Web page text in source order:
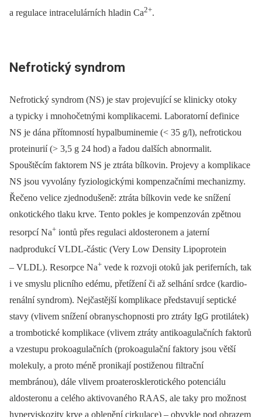
a regulace intracelulárních hladin Ca2+.
Nefrotický syndrom
Nefrotický syndrom (NS) je stav projevující se klinicky otoky
a typicky i mnohočetnými komplikacemi. Laboratorní definice
NS je dána přítomností hypalbuminemie (< 35 g/l), nefrotickou
proteinurií (> 3,5 g 24 hod) a řadou dalších abnormalit.
Spouštěcím faktorem NS je ztráta bílkovin. Projevy a komplikace
NS jsou vyvolány fyziologickými kompenzačními mechanizmy.
Řečeno velice zjednodušeně: ztráta bílkovin vede ke snížení
onkotického tlaku krve. Tento pokles je kompenzován zpětnou
resorpcí Na+ iontů přes regulaci aldosteronem a jaterní
nadprodukcí VLDL-částic (Very Low Density Lipoprotein
–⁠ VLDL). Resorpce Na+ vede k rozvoji otoků jak periferních, tak
i ve smyslu plicního edému, přetížení či až selhání srdce (kardio­
renální syndrom). Nejčastější komplikace představují septické
stavy (vlivem snížení obranyschopnosti pro ztráty IgG protilátek)
a trombotické komplikace (vlivem ztráty antiko­agulačních faktorů
a vzestupu prokoagulačních (prokoagulační faktory jsou větší
molekuly, a proto méně pronikají postiženou filtrační
membránou), dále vlivem proaterosklerotického potenciálu
aldosteronu a celého aktivovaného RAAS, ale taky pro možnost
hyperviskozity krve a oblenění cirkulace) –⁠ obvykle pod obrazem